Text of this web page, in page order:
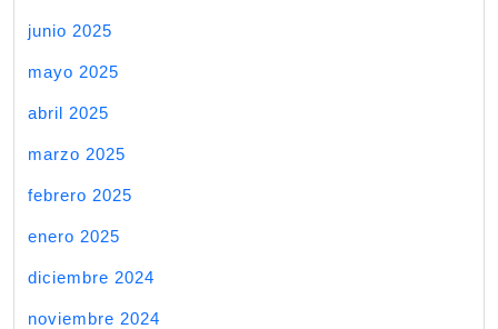
junio 2025
mayo 2025
abril 2025
marzo 2025
febrero 2025
enero 2025
diciembre 2024
noviembre 2024